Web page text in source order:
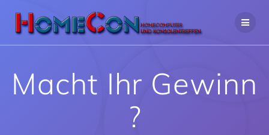
Inhalt
springen
Macht Ihr Gewinn
?